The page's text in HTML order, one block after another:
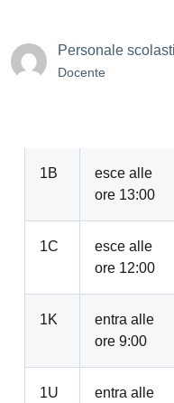
Personale
Docente
1B
esce alle
ore 13:00
1C
esce alle
ore 12:00
1K
entra alle
ore 9:00
1U
entra alle